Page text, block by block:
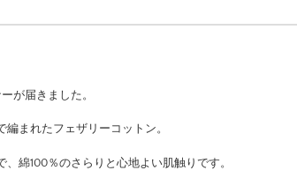
が届きました。
まれたフェザリーコットン。
綿100％のさらりと心地よい肌触りです。